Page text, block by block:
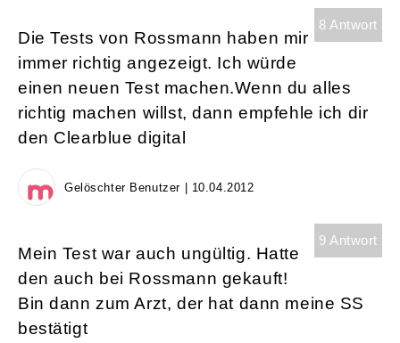
8 Antwort
Die Tests von Rossmann haben mir
immer richtig angezeigt. Ich würde
einen neuen Test machen.Wenn du alles
richtig machen willst, dann empfehle ich dir
den Clearblue digital
Gelöschter Benutzer | 10.04.2012
9 Antwort
Mein Test war auch ungültig. Hatte
den auch bei Rossmann gekauft!
Bin dann zum Arzt, der hat dann meine SS
bestätigt